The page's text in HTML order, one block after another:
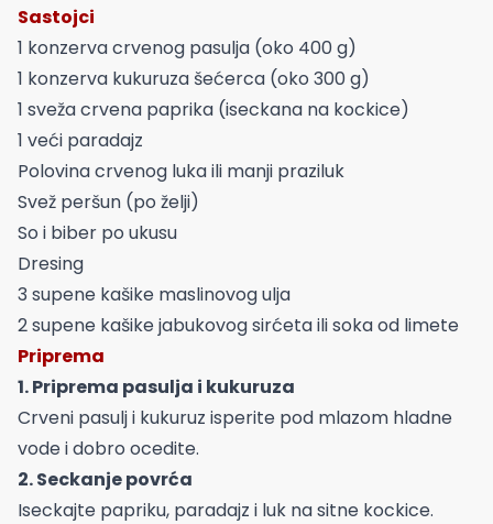
Sastojci
1 konzerva crvenog pasulja (oko 400 g)
1 konzerva kukuruza šećerca (oko 300 g)
1 sveža crvena paprika (iseckana na kockice)
1 veći paradajz
Polovina crvenog luka ili manji praziluk
Svež peršun (po želji)
So i biber po ukusu
Dresing
3 supene kašike maslinovog ulja
2 supene kašike jabukovog sirćeta ili soka od limete
Priprema
1. Priprema pasulja i kukuruza
Crveni pasulj i kukuruz isperite pod mlazom hladne
vode i dobro ocedite.
2. Seckanje povrća
Iseckajte papriku, paradajz i luk na sitne kockice.